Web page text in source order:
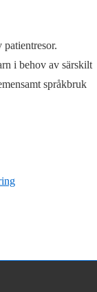
i behov av särskilt
språkbruk